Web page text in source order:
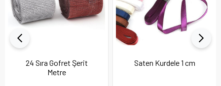
24 Sıra Gofret Şerit
Metre
Saten Kurdele 1 cm